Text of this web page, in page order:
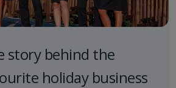
story behind the
holiday business